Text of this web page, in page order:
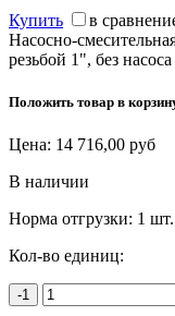
Купить в
Насосно-
резьбой 1", без насоса
Положить товар в
Цена: 14 716,00 руб
В наличии
Норма отгрузки: 1 шт.
Кол-во единиц:
-1